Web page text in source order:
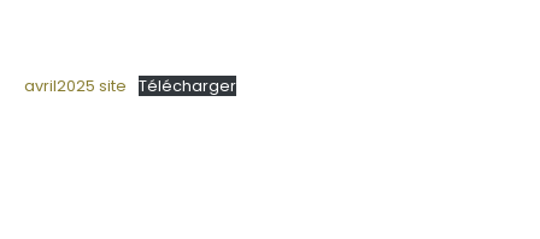
avril2025 site Télécharger